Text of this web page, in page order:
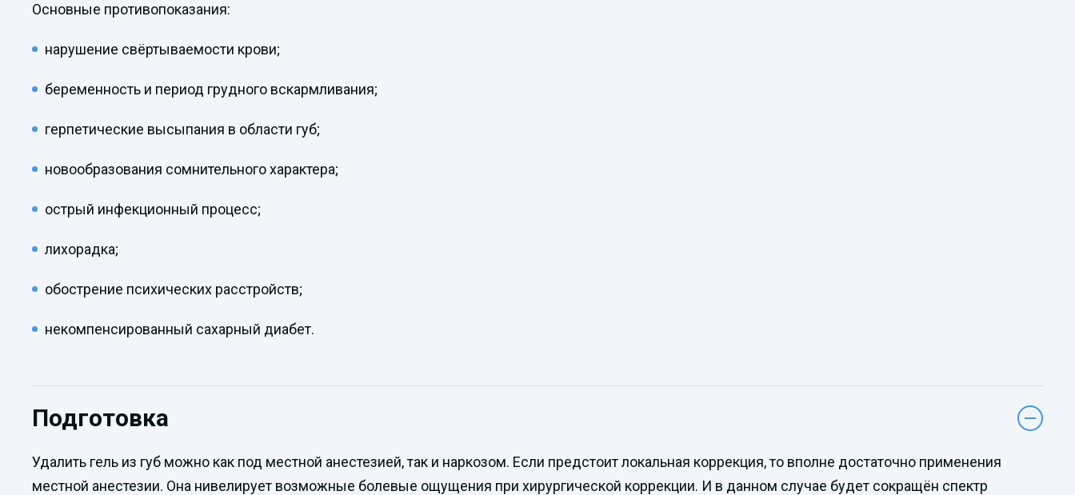
Основные противопоказания:
нарушение свёртываемости крови;
беременность и период грудного вскармливания;
герпетические высыпания в области губ;
новообразования сомнительного характера;
острый инфекционный процесс;
лихорадка;
обострение психических расстройств;
некомпенсированный сахарный диабет.
Подготовка
Удалить гель из губ можно как под местной анестезией, так и наркозом. Если предстоит локальная коррекция, то вполне достаточно применения
местной анестезии. Она нивелирует возможные болевые ощущения при хирургической коррекции. И в данном случае будет сокращён спектр